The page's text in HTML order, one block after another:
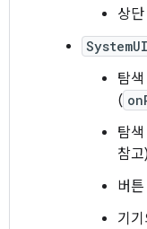
상
탐
(
탐
참고
버
기